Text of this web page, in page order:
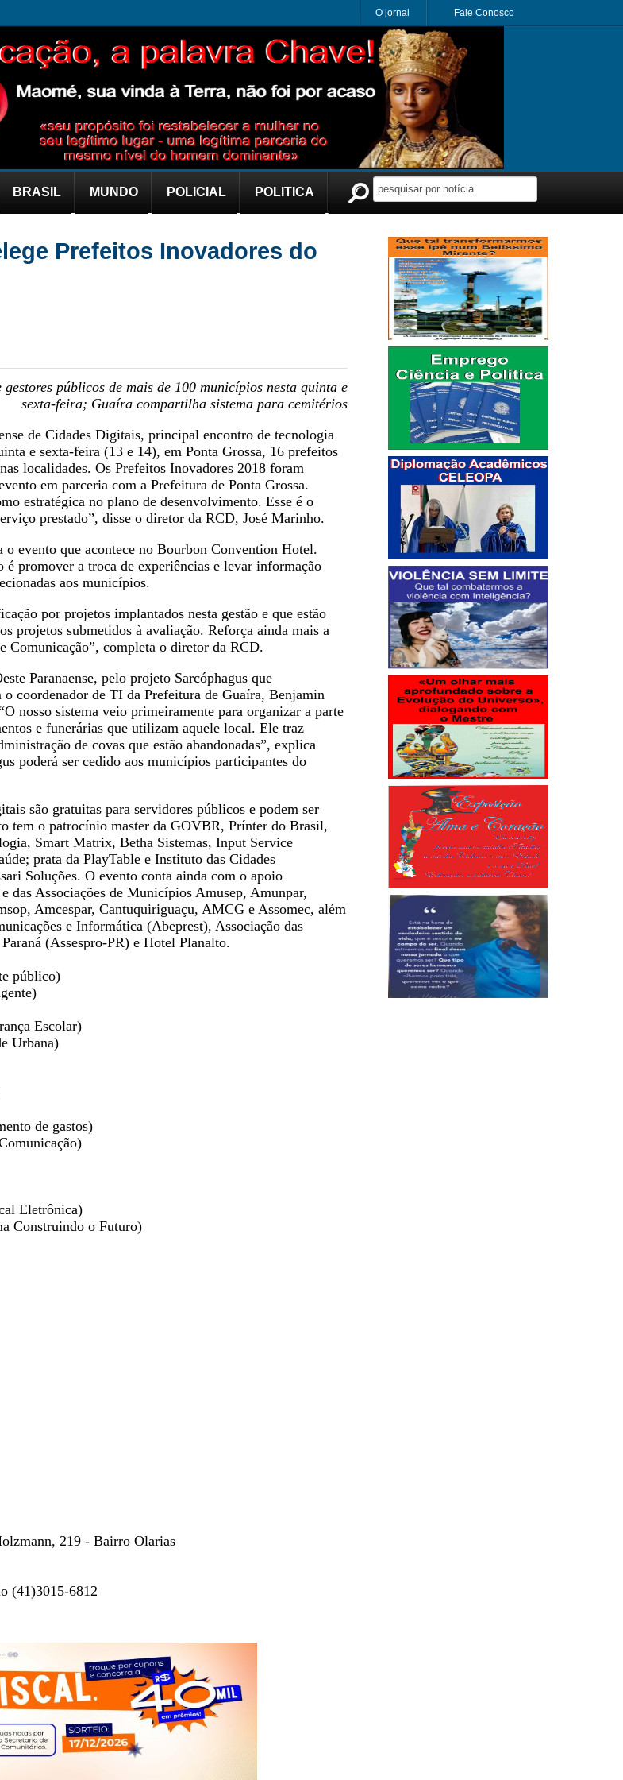
O jornal Fale Conosco
BRASIL MUNDO POLICIAL POLITICA
Prefeitos Inovadores do
públicos de mais de 100 municípios nesta quinta e
sexta-feira; Guaíra compartilha sistema para cemitérios
de Cidades Digitais, principal encontro de tecnologia
e sexta-feira (13 e 14), em Ponta Grossa, 16 prefeitos
localidades. Os Prefeitos Inovadores 2018 foram
em parceria com a Prefeitura de Ponta Grossa.
estratégica no plano de desenvolvimento. Esse é o
prestado”, disse o diretor da RCD, José Marinho.
evento que acontece no Bourbon Convention Hotel.
promover a troca de experiências e levar informação
aos municípios.
por projetos implantados nesta gestão e que estão
projetos submetidos à avaliação. Reforça ainda mais a
Comunicação”, completa o diretor da RCD.
Paranaense, pelo projeto Sarcóphagus que
coordenador de TI da Prefeitura de Guaíra, Benjamin
nosso sistema veio primeiramente para organizar a parte
e funerárias que utilizam aquele local. Ele traz
de covas que estão abandonadas”, explica
poderá ser cedido aos municípios participantes do
são gratuitas para servidores públicos e podem ser
tem o patrocínio master da GOVBR, Prínter do Brasil,
Smart Matrix, Betha Sistemas, Input Service
prata da PlayTable e Instituto das Cidades
Soluções. O evento conta ainda com o apoio
Associações de Municípios Amusep, Amunpar,
Amcespar, Cantuquiriguaçu, AMCG e Assomec, além
e Informática (Abeprest), Associação das
(Assespro-PR) e Hotel Planalto.
público)
Escolar)
Urbana)
de gastos)
Eletrônica)
Construindo o Futuro)
219 - Bairro Olarias
(41)3015-6812